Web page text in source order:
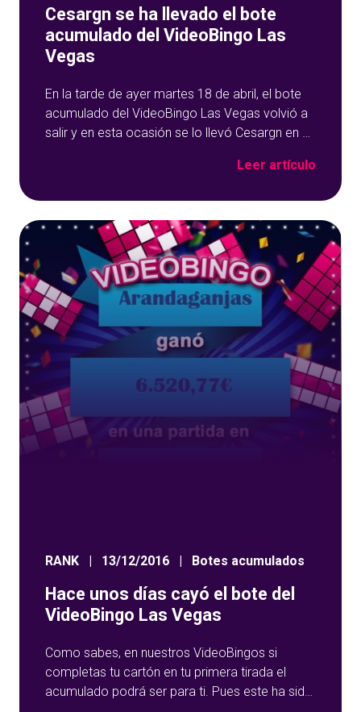
Cesargn se ha llevado el bote
acumulado del VideoBingo Las
Vegas
En la tarde de ayer martes 18 de abril, el bote
acumulado del VideoBingo Las Vegas volvió a
salir y en esta ocasión se lo llevó Cesargn en su
acumulado se fueron para Málaga.
acumulados de nuestros VideoBingos
rellenando tu
Leer artículo
RANK | 13/12/2016 | Botes acumulados
Hace unos días cayó el bote del
VideoBingo Las Vegas
Como sabes, en nuestros VideoBingos si
completas tu cartón en tu primera tirada el
acumulado podrá ser para ti. Pues este ha sido